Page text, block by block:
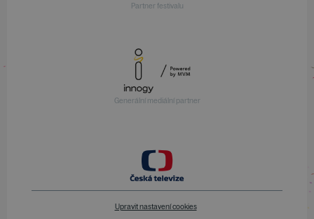
Partner festivalu
Generální mediální partner
Upravit nastavení cookies